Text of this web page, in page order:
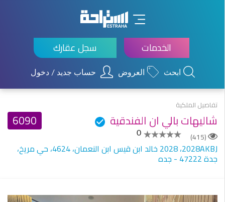
سجل عقارك الخدمات
العروض ابحث
تفاصيل الملكية
شاليهات بالي ان الفندقية 6090
(415)
0
JBKA8202، 8202 خالد ابن قيس ابن النعمان، 4264، حي مريخ،
جدة 22274 - جده